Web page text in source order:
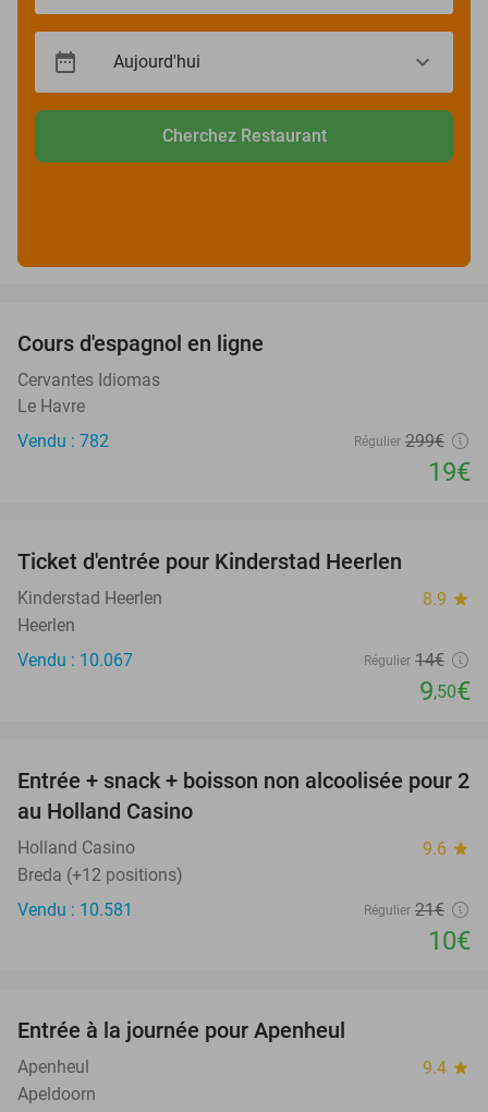
Cherchez Restaurant
Cours d'espagnol en ligne
Cervantes Idiomas
Le Havre
Vendu : 782
Régulier 299€
19€
Ticket d'entrée pour Kinderstad Heerlen
Kinderstad Heerlen 8.9 star
Heerlen
Vendu : 10.067
Régulier 14€
9,50€
52%
Entrée + snack + boisson non alcoolisée pour 2
au Holland Casino
Holland Casino 9.6 star
Breda (+12 positions)
Vendu : 10.581
Régulier 21€
10€
Entrée à la journée pour Apenheul
Apenheul 9.4 star
Apeldoorn